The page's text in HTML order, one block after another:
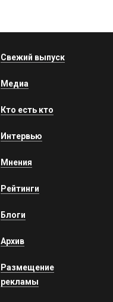
Свежий выпуск
Медиа
Кто есть кто
Интервью
Мнения
Рейтинги
Блоги
Архив
Размещение
рекламы